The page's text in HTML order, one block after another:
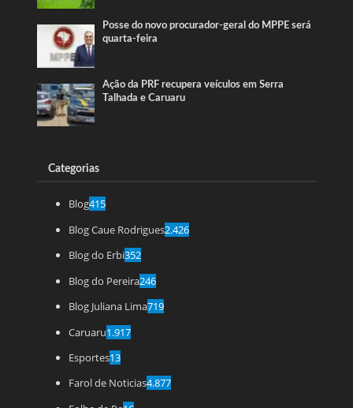
Posse do novo procurador-geral do MPPE será
quarta-feira
Ação da PRF recupera veículos em Serra
Talhada e Caruaru
Categorias
Blog415
Blog Caue Rodrigues2.426
Blog do Erbi352
Blog do Pereira246
Blog Juliana Lima719
Caruaru1.917
Esportes13
Farol de Noticias4.877